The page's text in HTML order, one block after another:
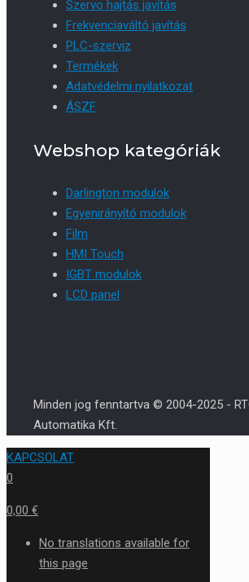
Szervo hajtás javítás
Frekvenciaváltó javítás
PLC-szerviz
Termékek
Adatvédelmi nyilatkozat
ÁSZF
Webshop kategóriák
Darlington modulok
Egyenirányító modulok
Film
HMI Touch
IGBT modulok
LCD panel
Minden jog fenntartva © 2004-2025 -
Automatika Kft.
KAPCSOLAT
0
0,00 €
No translations available for
this page